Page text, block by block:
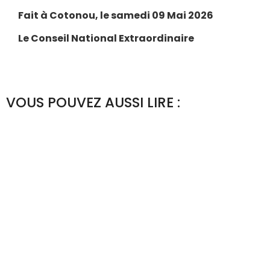
Fait à Cotonou, le samedi 09 Mai 2026
Le Conseil National Extraordinaire
VOUS POUVEZ AUSSI LIRE :